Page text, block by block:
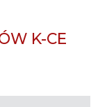
K-CE